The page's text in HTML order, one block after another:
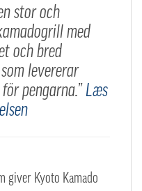
stor och
med
och bred
levererar
pengarna.”Læs
giver Kyoto Kamado